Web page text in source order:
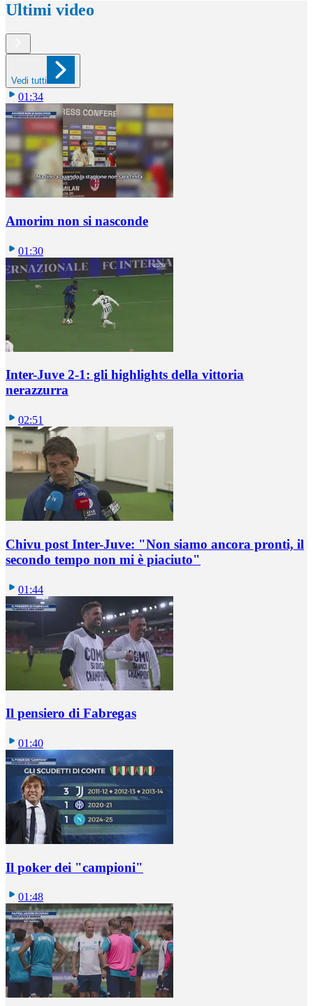
Ultimi video
Vedi tutti
01:34
Amorim non si nasconde
01:30
Inter-Juve 2-1: gli highlights della vittoria
nerazzurra
02:51
Chivu post Inter-Juve: "Non siamo ancora pronti, il
secondo tempo non mi è piaciuto"
01:44
Il pensiero di Fabregas
01:40
Il poker dei "campioni"
01:48